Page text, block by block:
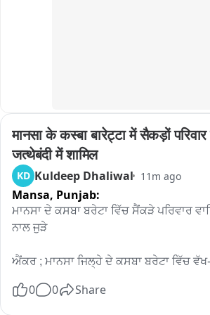
मानसा के कस्बा बारेट्टा में सैकड़ों परिवार
जत्थेबंदी में शामिल
KD Kuldeep Dhaliwal 11m ago
Mansa, Punjab:
ਮਾਨਸਾ ਦੇ ਕਸਬਾ ਬਰੇਟਾ ਵਿੱਚ ਸੈਂਕੜੇ ਪਰਿਵਾਰ
ਨਾਲ ਜੁੜੇ
ਐਂਕਰ ; ਮਾਨਸਾ ਜਿਲ੍ਹੇ ਦੇ ਕਸਬਾ ਬਰੇਟਾ ਵਿੱਚ
ਹੋਏ ਨੇ ਜਿਨਾਂ ਦਾ ਜਥੇਬੰਦੀ ਵਿੱਚ ਸ਼ਾਮਿਲ ਹੋਣ ਤੇ
0 0 Share